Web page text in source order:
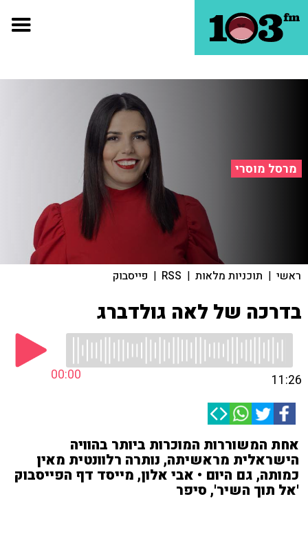
מרסל מוסרי
ראשי | תוכניות מלאות |
RSS
| פייסבוק
בדרכה של לאה גולדברג
00:00 11:26
אחת המשוררות המוכרות ביותר בהוויה
הישראלית מראשיתה, נותרה רלוונטית מאין
כמותה, גם היום • אבי אלון, מייסד דף הפייסבוק
'אל תוך השיר', סיפר